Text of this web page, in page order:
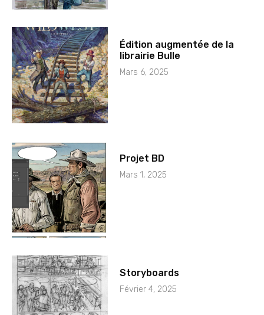
Édition augmentée de la
librairie Bulle
Mars 6, 2025
Projet BD
Mars 1, 2025
Storyboards
Février 4, 2025